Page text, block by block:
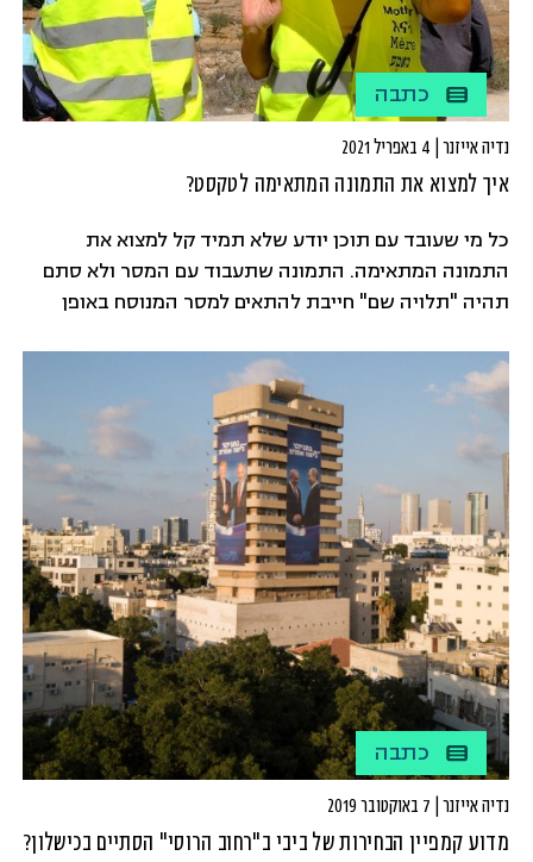
כתבה
נדיה אייזנר | 4 באפריל 2021
איך למצוא את התמונה המתאימה לטקסט?
כל מי שעובד עם תוכן יודע שלא תמיד קל למצוא את
התמונה המתאימה. התמונה שתעבוד עם המסר ולא סתם
תהיה "תלויה שם" חייבת להתאים למסר המנוסח באופן
המסר – תשאלו את עצמכם מה הסיפור שהתמונה צריכה
לספר כדי לחזק את המסר. למשל, אם המסר הוא של […]
כתבה
נדיה אייזנר | 7 באוקטובר 2019
מדוע קמפיין הבחירות של ביבי ב"רחוב הרוסי" הסתיים בכישלון?